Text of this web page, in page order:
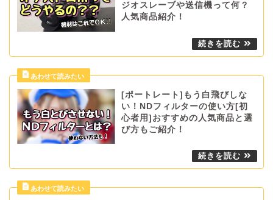
ジオスレーブや送信機って何？
人気商品紹介！
[ポートレート]もう白飛びしな
い！NDフィルターの使い方[初
心者用]おすすめの人気商品と選
び方もご紹介！